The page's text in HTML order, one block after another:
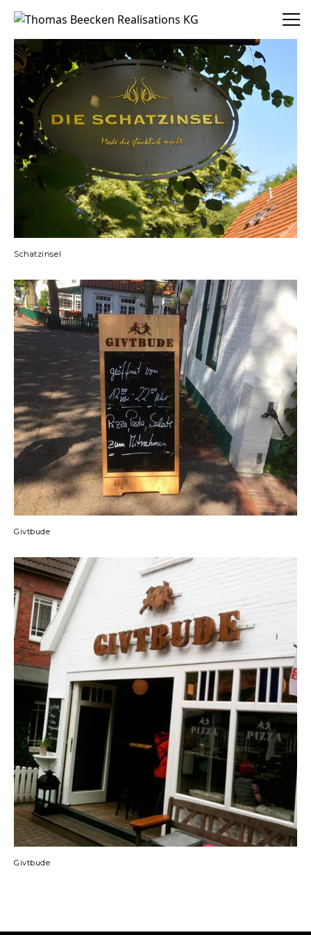
Thomas Beecken Realisations KG
Schatzinsel
Givtbude
Givtbude